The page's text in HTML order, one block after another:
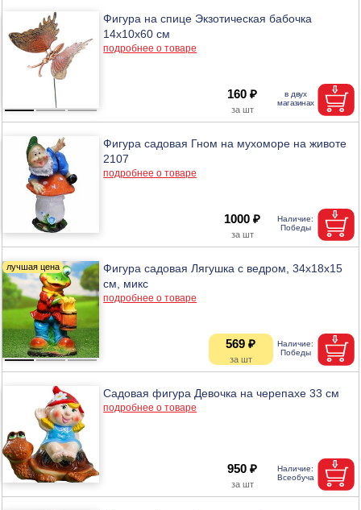
Фигура на спице Экзотическая бабочка
14х10х60 см
подробнее о товаре
160 ₽
Фигура садовая Гном на мухоморе на животе
2107
подробнее о товаре
1000 ₽
Фигура садовая Лягушка с ведром, 34х18х15
см, микс
подробнее о товаре
569 ₽
Садовая фигура Девочка на черепахе 33 см
подробнее о товаре
950 ₽